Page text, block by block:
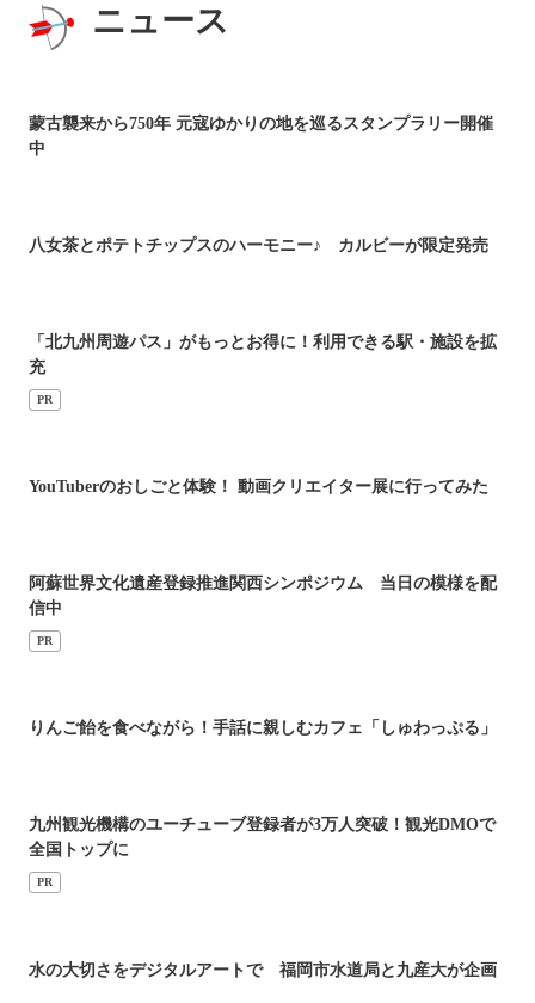
ニュース
蒙古襲来から750年 元寇ゆかりの地を巡るスタンプラリー開催
中
八女茶とポテトチップスのハーモニー♪ カルビーが限定発売
「北九州周遊パス」がもっとお得に！利用できる駅・施設を拡
充
PR
YouTuberのおしごと体験！ 動画クリエイター展に行ってみた
阿蘇世界文化遺産登録推進関西シンポジウム 当日の模様を配
信中
PR
りんご飴を食べながら！手話に親しむカフェ「しゅわっぷる」
九州観光機構のユーチューブ登録者が3万人突破！観光DMOで
全国トップに
PR
水の大切さをデジタルアートで 福岡市水道局と九産大が企画